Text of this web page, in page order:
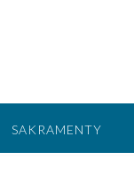
SAKRAMENTY